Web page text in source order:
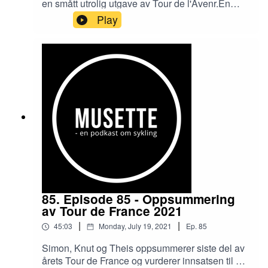
en smått utrolig utgave av Tour de l'Avenr.En
hektisk periode med norske sykkelritt blir
oppsummert og en haug med norske
proffoverganger blir analysert.Podkasten har
Bioracer Norge som samarbeidspartner, og
lyttere av Musette får 15 prosent rabatt på
www.bioracernorge.no ved å bruke rabattkoden
"MUSETTE".Følge oss gjerne i sosiale
medier:Facebook:
facebook.com/musettepodkast/Twitter:
twitter.com/musettepodkastInstagram:
instagram.com/musettepodkast
Play
85. Episode 85 - Oppsummering
av Tour de France 2021
45:03 | Monday, July 19, 2021 | Ep. 85
Simon, Knut og Theis oppsummerer siste del av
årets Tour de France og vurderer innsatsen til de